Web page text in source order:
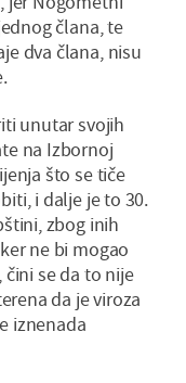
člana, te
dva člana, nisu
unutar svojih
na Izbornoj
što se tiče
i dalje je to 30.
zbog inih
ne bi mogao
se da to nije
da je viroza
iznenada